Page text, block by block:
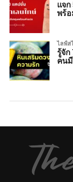
แจ
พร้
ไลฟ์ส
รู้จัก
คน